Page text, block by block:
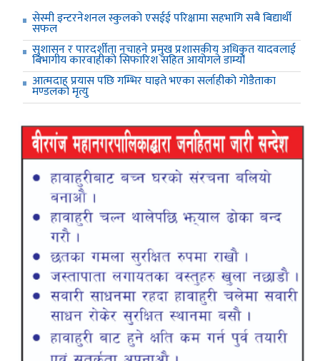
सेस्मी इन्टरनेशनल स्कुलको एसईई परिक्षामा सहभागि सबै बिद्यार्थी
सफल
सुशासन र पारदर्शीता नचाहने प्रमुख प्रशासकीय अधिकृत यादवलाई
बिभागीय कारवाहीको सिफारिश सहित आयोगले डाम्यो
आत्मदाह प्रयास पछि गम्भिर घाइते भएका सर्लाहीको गोडैताका
मण्डलको मृत्यु